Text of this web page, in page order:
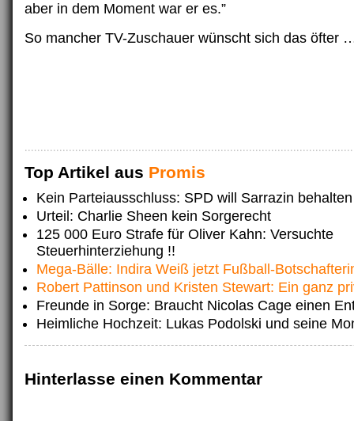
aber in dem Moment war er es.”
So mancher TV-Zuschauer wünscht sich das öfter
Top Artikel aus Promis
Kein Parteiausschluss: SPD will Sarrazin behalten
Urteil: Charlie Sheen kein Sorgerecht
125 000 Euro Strafe für Oliver Kahn: Versuchte
Steuerhinterziehung !!
Mega-Bälle: Indira Weiß jetzt Fußball-
Robert Pattinson und Kristen Stewart: Ein ganz
Freunde in Sorge: Braucht Nicolas Cage einen
Heimliche Hochzeit: Lukas Podolski und seine
Hinterlasse einen Kommentar